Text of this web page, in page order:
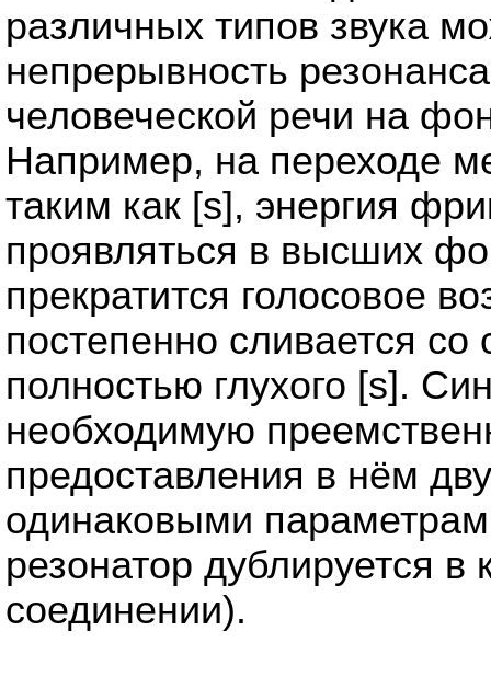
различных типов звука
непрерывность
человеческой речи на
Например, на переходе
таким как [s], энергия
проявляться в высших
прекратится голосовое
постепенно сливается со
полностью глухого [s].
необходимую
предоставления в нём
одинаковыми
резонатор дублируется
соединении).